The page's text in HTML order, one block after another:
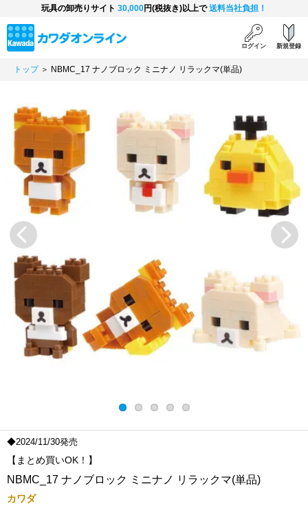
玩具の卸売りサイト 30,000円(税抜き)以上で送料当社負担！
ログイン 新規登録
トップ＞ NBMC_17 ナノブロック ミニナノ リラックマ(単品)
Previous
◆2024/11/30発売
【まとめ買いOK！】
NBMC_17 ナノブロック ミニナノ リラックマ(単品)
カワダ